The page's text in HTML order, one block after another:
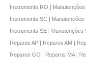
Instruments RO |
Instruments SC |
Instruments SE |
Reparos AP | Reparos AM |
Reparos GO | Reparos MA |